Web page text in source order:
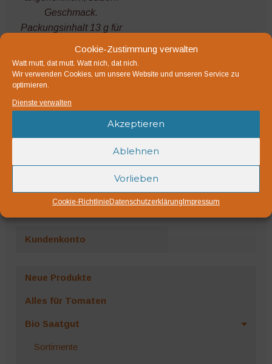
Cookie-Zustimmung verwalten
Watt mutt, dat mutt. Watt nich, dat nich.
Wir verwenden Cookies, um unsere Website und unseren Service zu
optimieren.
Dienste verwalten
Akzeptieren
Ablehnen
Vorlieben
Cookie-RichtlinieDatenschutzerklärungImpressum
Geschmack.
Packungsinhalt 13 g für
inkl. MwSt.
zzgl.
Lieferzeit:1-3 Werktage
Kundenkonto
Neue Produkte
Alles für Tomaten
Bio Saatgut
Sortimente